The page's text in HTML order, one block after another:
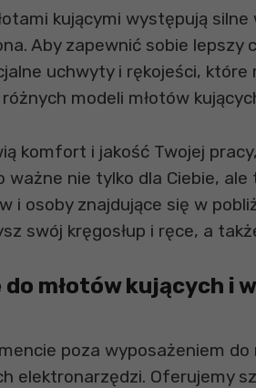
kującymi występują
Aby zapewnić sobie
uchwyty i rękojeści,
modeli młotów
komfort i jakość Twojej
nie tylko dla Ciebie,
i osoby znajdujące się w
swój kręgosłup i ręce, a
do młotów kujących i
poza wyposażeniem
elektronarzędzi. Oferujemy